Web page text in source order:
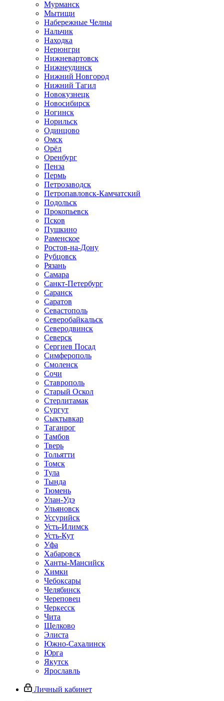
Мурманск
Мытищи
Набережные Челны
Нальчик
Находка
Нерюнгри
Нижневартовск
Нижнеудинск
Нижний Новгород
Нижний Тагил
Новокузнецк
Новосибирск
Ногинск
Норильск
Одинцово
Омск
Орёл
Оренбург
Пенза
Пермь
Петрозаводск
Петропавловск-Камчатский
Подольск
Прокопьевск
Псков
Пушкино
Раменское
Ростов-на-Дону
Рубцовск
Рязань
Самара
Санкт-Петербург
Саранск
Саратов
Севастополь
Северобайкальск
Северодвинск
Северск
Сергиев Посад
Симферополь
Смоленск
Сочи
Ставрополь
Старый Оскол
Стерлитамак
Сургут
Сыктывкар
Таганрог
Тамбов
Тверь
Тольятти
Томск
Тула
Тында
Тюмень
Улан-Удэ
Ульяновск
Уссурийск
Усть-Илимск
Усть-Кут
Уфа
Хабаровск
Ханты-Мансийск
Химки
Чебоксары
Челябинск
Череповец
Черкесск
Чита
Щелково
Элиста
Южно-Сахалинск
Юрга
Якутск
Ярославль
Личный кабинет